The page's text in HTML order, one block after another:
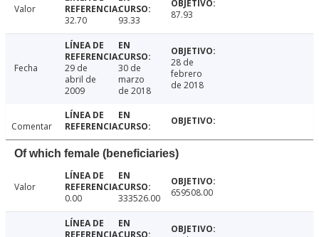
Valor
32.70
93.33 87.93
Fecha
29 de
abril de
2009
30 de
marzo
de 2018
28 de
febrero
de 2018
Comentar
Of which female (beneficiaries)
Valor
0.00
333526.00 659508.00